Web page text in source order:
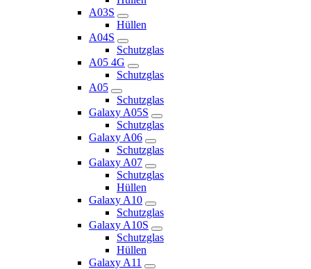
A03S
Hüllen
A04S
Schutzglas
A05 4G
Schutzglas
A05
Schutzglas
Galaxy A05S
Schutzglas
Galaxy A06
Schutzglas
Galaxy A07
Schutzglas
Hüllen
Galaxy A10
Schutzglas
Galaxy A10S
Schutzglas
Hüllen
Galaxy A11